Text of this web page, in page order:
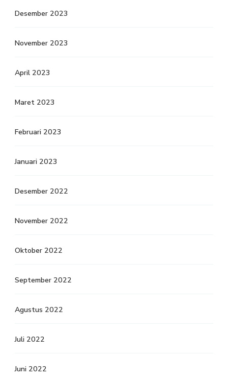
Desember 2023
November 2023
April 2023
Maret 2023
Februari 2023
Januari 2023
Desember 2022
November 2022
Oktober 2022
September 2022
Agustus 2022
Juli 2022
Juni 2022